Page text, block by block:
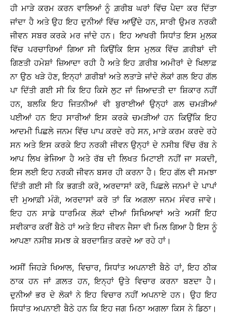
ਹੀ ਮਾੜੇ ਕਰਮ ਕਰਨ ਵਾਲਿਆਂ ਨੂੰ ਗ਼ਰੀਬ ਘਰਾਂ ਵਿੱਚ ਪੈਦਾ ਕਰ ਦਿੱਤਾ
ਜਾਂਦਾ ਹੈ ਅਤੇ ਉਹ ਇਹ ਦੁਨੀਆਂ ਵਿੱਚ ਆਉਂਦੇ ਹਨ, ਸਾਰੀ ਉਮਰ ਨਰਕੀ
ਜੀਵਨ ਸਬਰ ਕਰਕੇ ਮਰ ਜਾਂਦੇ ਹਨ। ਇਹ ਆਖਰੀ ਸਿਧਾਂਤ ਇਸ ਮੁਲਕ
ਵਿੱਚ ਪਰਚਾਰਿਆਂ ਗਿਆ ਸੀ ਕਿਉਂਕਿ ਇਸ ਮੁਲਕ ਵਿੱਚ ਗ਼ਰੀਬਾਂ ਦੀ
ਗਿਣਤੀ ਹਮੇਸ਼ਾਂ ਜ਼ਿਆਦਾ ਰਹੀ ਹੈ ਅਤੇ ਇਹ ਗ਼ਰੀਬ ਅਮੀਰਾਂ ਦੇ ਖਿਲਾਫ਼
ਨਾ ਉਠ ਖੜੇ ਹੋਣ, ਇਨ੍ਹਾਂ ਗ਼ਰੀਬਾਂ ਅਤੇ ਲਤਾੜੇ ਜਾਂਦੇ ਲੋਕਾਂ ਗਲ ਇਹ ਗੱਲ
ਪਾ ਦਿੱਤੀ ਗਈ ਸੀ ਕਿ ਇਹ ਕਿਸੇ ਲੁਟ ਜਾਂ ਜ਼ਿਆਦਤੀ ਦਾ ਸ਼ਿਕਾਰ ਨਹੀਂ
ਹਨ, ਬਲਕਿ ਇਹ ਜਿਤਨੀਆਂ ਵੀ ਬੁਰਾਈਆਂ ਉਨ੍ਹਾਂ ਗਲ ਚਮੜੀਆਂ
ਪਈਆਂ ਹਨ ਇਹ ਸਾਰੀਆਂ ਇਸ ਕਰਕੇ ਚਮੜੀਆਂ ਹਨ ਕਿਉਂਕਿ ਇਹ
ਆਦਮੀ ਪਿਛਲੇ ਜਨਮ ਵਿੱਚ ਪਾਪ ਕਰਦੇ ਰਹੇ ਸਨ, ਮਾੜੇ ਕਰਮ ਕਰਦੇ ਰਹੇ
ਸਨ ਅਤੇ ਇਸ ਕਰਕੇ ਇਹ ਨਰਕੀ ਜੀਵਨ ਉਨ੍ਹਾਂ ਦੇ ਨਸੀਬ ਵਿੱਚ ਰੱਬ ਨੇ
ਆਪ ਲਿਖ ਭੇਜਿਆ ਹੈ ਅਤੇ ਰੱਬ ਦੀ ਲਿਖਤ ਮਿਟਾਈ ਨਹੀਂ ਜਾ ਸਕਦੀ,
ਇਸ ਲਈ ਇਹ ਨਰਕੀ ਜੀਵਨ ਬਸਰ ਹੀ ਕਰਨਾ ਹੈ। ਇਹ ਗੱਲ ਵੀ ਸਮਝਾ
ਦਿੱਤੀ ਗਈ ਸੀ ਕਿ ਭਗਤੀ ਕਰੋ, ਅਰਦਾਸਾਂ ਕਰੋ, ਪਿਛਲੇ ਜਨਮਾਂ ਦੇ ਪਾਪਾਂ
ਦੀ ਮੁਆਫ਼ੀ ਮੰਗੋ, ਅਰਦਾਸਾਂ ਕਰੋ ਤਾਂ ਕਿ ਅਗਲਾ ਜਨਮ ਸੰਵਰ ਜਾਵੇ।
ਇਹ ਹਨ ਸਾਡੇ ਧਾਰਮਿਕ ਲੋਕਾਂ ਦੀਆਂ ਸਿਖਿਆਵਾਂ ਅਤੇ ਅਸੀਂ ਇਹ
ਸਵੀਕਾਰ ਕਰੀਂ ਬੈਠੇ ਹਾਂ ਅਤੇ ਇਹ ਜੀਵਨ ਜੈਸਾ ਵੀ ਮਿਲ ਗਿਆ ਹੈ ਇਸ ਨੂੰ
ਆਪਣਾ ਨਸੀਬ ਸਮਝ ਕੇ ਬਰਦਾਸ਼ਿਤ ਕਰਦੇ ਆ ਰਹੇ ਹਾਂ।
ਅਸੀਂ ਜਿਹੜੇ ਖਿਆਲ, ਵਿਚਾਰ, ਸਿਧਾਂਤ ਅਪਨਾਈ ਬੈਠੇ ਹਾਂ, ਇਹ ਠੀਕ
ਠਾਕ ਹਨ ਜਾਂ ਗ਼ਲਤ ਹਨ, ਇਨ੍ਹਾਂ ਉਤੇ ਵਿਚਾਰ ਕਰਨਾ ਬਣਦਾ ਹੈ।
ਦੁਨੀਆਂ ਭਰ ਦੇ ਲੋਕਾਂ ਨੇ ਇਹ ਵਿਚਾਰ ਨਹੀਂ ਅਪਨਾਏ ਹਨ। ਉਹ ਇਹ
ਸਿਧਾਂਤ ਅਪਨਾਈ ਬੈਠੇ ਹਨ ਕਿ ਇਹ ਜਗ ਮਿਠਾ ਅਗਲਾ ਕਿਸ ਨੇ ਡਿਠਾ।